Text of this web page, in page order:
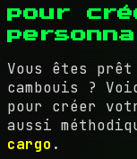
pour
Vous êtes
cambouis ?
pour créer
aussi
cargo .